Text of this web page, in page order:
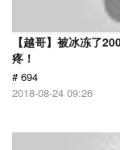
【越哥】被冰冻了
疼！
# 694
2018-08-24 09:26